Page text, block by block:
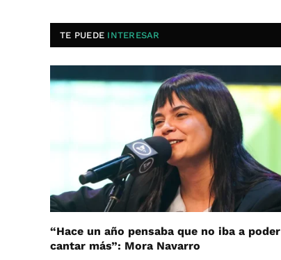
TE PUEDE INTERESAR
“Hace un año pensaba que no iba a poder
cantar más”: Mora Navarro